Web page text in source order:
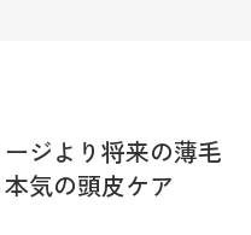
ージより将来の薄毛
気の頭皮ケア